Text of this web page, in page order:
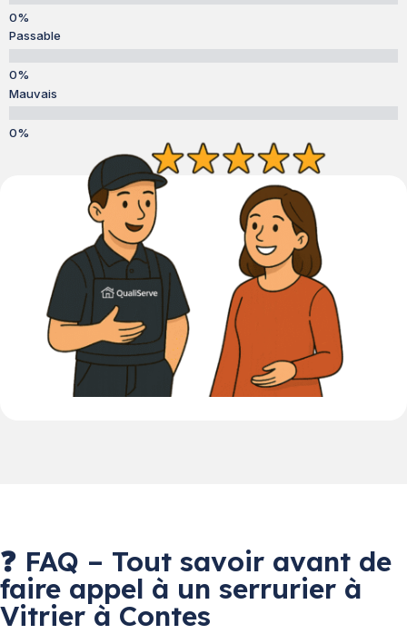
Passable
Mauvais
❓ FAQ – Tout savoir avant de
faire appel à un serrurier à
Vitrier à Contes